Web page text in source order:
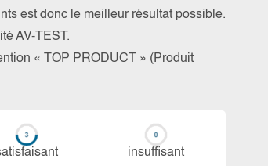
est donc le meilleur résultat possible.
AV-TEST.
« TOP PRODUCT » (Produit
in­suf­fi­sant